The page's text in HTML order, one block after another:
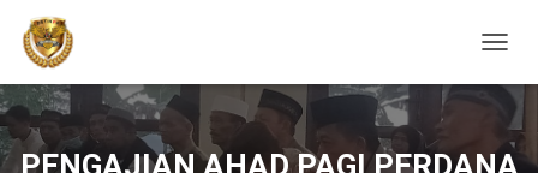
PENGAJIAN AHAD PAGI PERDANA